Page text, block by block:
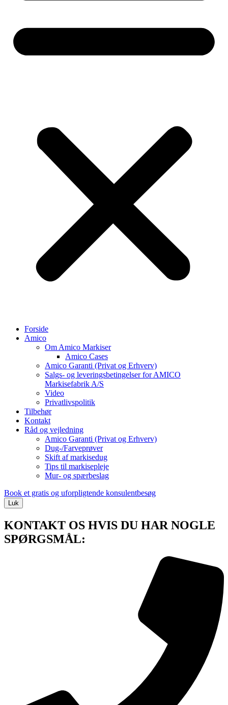
Forside
Amico
Om Amico Markiser
Amico Cases
Amico Garanti (Privat og Erhverv)
Salgs- og leveringsbetingelser for AMICO
Markisefabrik A/S
Video
Privatlivspolitik
Tilbehør
Kontakt
Råd og vejledning
Amico Garanti (Privat og Erhverv)
Dug-/Farveprøver
Skift af markisedug
Tips til markisepleje
Mur- og spærbeslag
Book et gratis og uforpligtende konsulentbesøg
Luk
KONTAKT OS HVIS DU HAR NOGLE
SPØRGSMÅL: